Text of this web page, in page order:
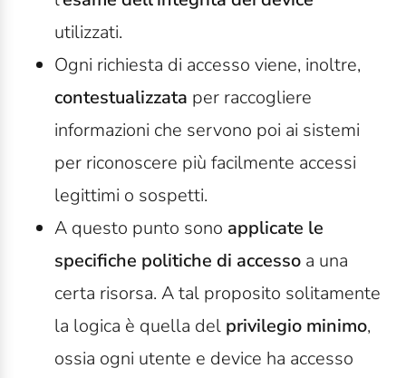
utilizzati.
Ogni richiesta di accesso viene, inoltre,
contestualizzata per raccogliere
informazioni che servono poi ai sistemi
per riconoscere più facilmente accessi
legittimi o sospetti.
A questo punto sono applicate le
specifiche politiche di accesso a una
certa risorsa. A tal proposito solitamente
la logica è quella del privilegio minimo,
ossia ogni utente e device ha accesso